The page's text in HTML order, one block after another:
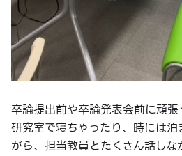
卒論提出前や卒論発表会前に頑張
研究室で寝ちゃったり、時には
がら、担当教員とたくさん話しな